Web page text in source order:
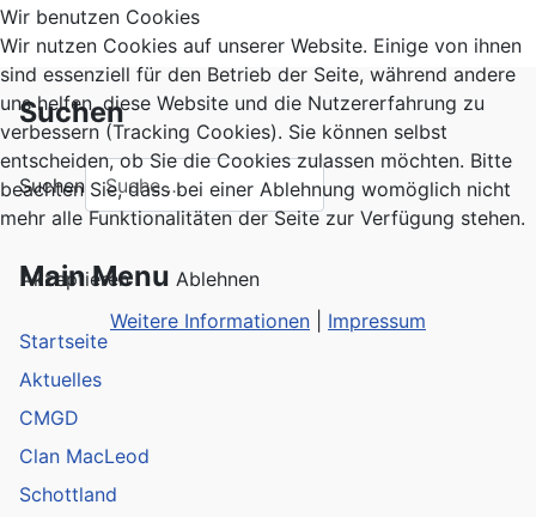
Suchen
Suchen
Main Menu
Startseite
Aktuelles
CMGD
Clan MacLeod
Schottland
Wir benutzen Cookies
Wir nutzen Cookies auf unserer Website. Einige von ihnen
sind essenziell für den Betrieb der Seite, während andere
uns helfen, diese Website und die Nutzererfahrung zu
verbessern (Tracking Cookies). Sie können selbst
entscheiden, ob Sie die Cookies zulassen möchten. Bitte
beachten Sie, dass bei einer Ablehnung womöglich nicht
mehr alle Funktionalitäten der Seite zur Verfügung stehen.
Akzeptieren
Ablehnen
Weitere Informationen
Impressum